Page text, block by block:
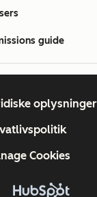
guide
oplysninger
Cookies